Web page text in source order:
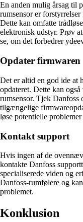
En anden mulig årsag til
rumsensor er
Dette kan omfatte
elektronisk udstyr. Prøv
se, om det forbedrer
Opdater firmwaren
Det er altid en god ide at
opdateret. Dette kan
rumsensor. Tjek Danfoss
tilgængelige
løse potentielle
Kontakt support
Hvis ingen af ​​de
kontakte Danfoss
specialiserede viden og
Danfoss-rumfølere og
problemet.
Konklusion